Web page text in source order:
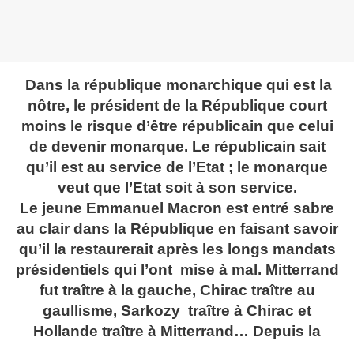
Dans la république monarchique qui est la
nôtre, le président de la République court
moins le risque d’être républicain que celui
de devenir monarque. Le républicain sait
qu’il est au service de l’Etat ; le monarque
veut que l’Etat soit à son service.
Le jeune Emmanuel Macron est entré sabre
au clair dans la République en faisant savoir
qu’il la restaurerait après les longs mandats
présidentiels qui l’ont mise à mal. Mitterrand
fut traître à la gauche, Chirac traître au
gaullisme, Sarkozy traître à Chirac et
Hollande traître à Mitterrand… Depuis la